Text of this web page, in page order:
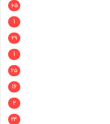
65
1
29
1
25
16
2
24